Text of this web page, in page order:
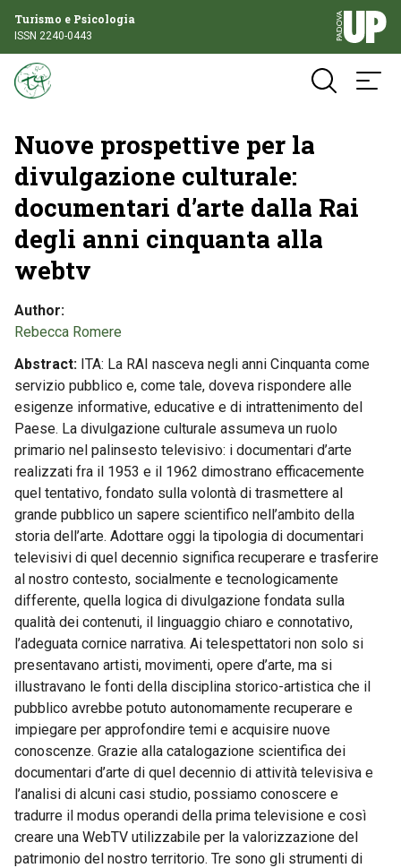
Turismo e Psicologia
ISSN 2240-0443
Nuove prospettive per la
divulgazione culturale:
documentari d’arte dalla Rai
degli anni cinquanta alla
webtv
Author
Rebecca Romere
Abstract ITA: La RAI nasceva negli anni Cinquanta come
servizio pubblico e, come tale, doveva rispondere alle
esigenze informative, educative e di intrattenimento del
Paese. La divulgazione culturale assumeva un ruolo
primario nel palinsesto televisivo: i documentari d’arte
realizzati fra il 1953 e il 1962 dimostrano efficacemente
quel tentativo, fondato sulla volontà di trasmettere al
grande pubblico un sapere scientifico nell’ambito della
storia dell’arte. Adottare oggi la tipologia di documentari
televisivi di quel decennio significa recuperare e trasferire
al nostro contesto, socialmente e tecnologicamente
differente, quella logica di divulgazione fondata sulla
qualità dei contenuti, il linguaggio chiaro e connotativo,
l’adeguata cornice narrativa. Ai telespettatori non solo si
presentavano artisti, movimenti, opere d’arte, ma si
illustravano le fonti della disciplina storico-artistica che il
pubblico avrebbe potuto autonomamente recuperare e
impiegare per approfondire temi e acquisire nuove
conoscenze. Grazie alla catalogazione scientifica dei
documentari d’arte di quel decennio di attività televisiva e
l’analisi di alcuni casi studio, possiamo conoscere e
tradurre il modus operandi della prima televisione e così
creare una WebTV utilizzabile per la valorizzazione del
patrimonio del nostro territorio. Tre sono gli strumenti di